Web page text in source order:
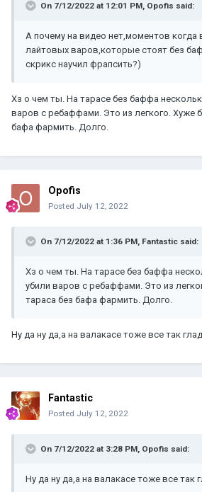
On 7/12/2022 at 12:01 PM, Opofis said:
А почему на видео нет,моментов когда
лайтовых варов,которые стоят без
скрикс научил фрапсить?)
Хз о чем ты. На тарасе без баффа
варов с ребаффами. Это из легкого. Хуже
бафа фармить. Долго.
Opofis
Posted July 12, 2022
On 7/12/2022 at 1:36 PM, Fantastic said:
Хз о чем ты. На тарасе без баффа
убили варов с ребаффами. Это из
тараса без бафа фармить. Долго.
Ну да ну да,а на валакасе тоже все так
Fantastic
Posted July 12, 2022
On 7/12/2022 at 3:28 PM, Opofis said:
Ну да ну да,а на валакасе тоже все так